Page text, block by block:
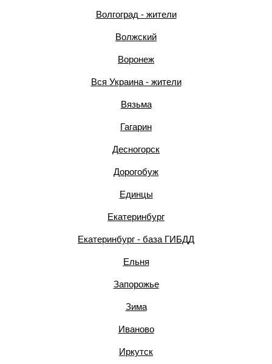
Волгоград - жители
Волжский
Воронеж
Вся Украина - жители
Вязьма
Гагарин
Десногорск
Дорогобуж
Единцы
Екатеринбург
Екатеринбург - база ГИБДД
Ельня
Запорожье
Зима
Иваново
Иркутск